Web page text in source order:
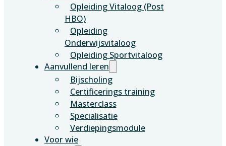
Opleiding Vitaloog (Post
HBO)
Opleiding
Onderwijsvitaloog
Opleiding Sportvitaloog
Aanvullend leren
Bijscholing
Certificerings training
Masterclass
Specialisatie
Verdiepingsmodule
Voor wie